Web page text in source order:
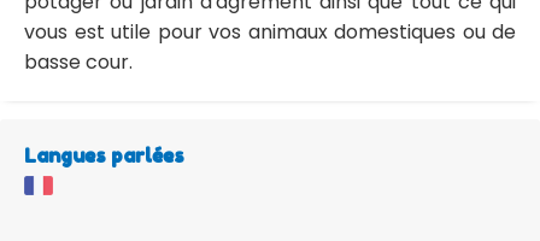
vous est utile pour vos animaux domestiques ou de
basse cour.
Langues parlées